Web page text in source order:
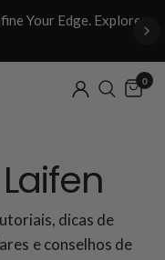
Your Edge. Explore
0
dicas de
e conselhos de